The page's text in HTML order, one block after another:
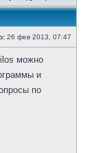
26 фев 2013, 07:47
можно
и
по